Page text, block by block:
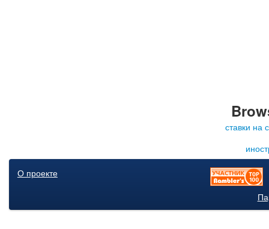
ставки на
О проекте